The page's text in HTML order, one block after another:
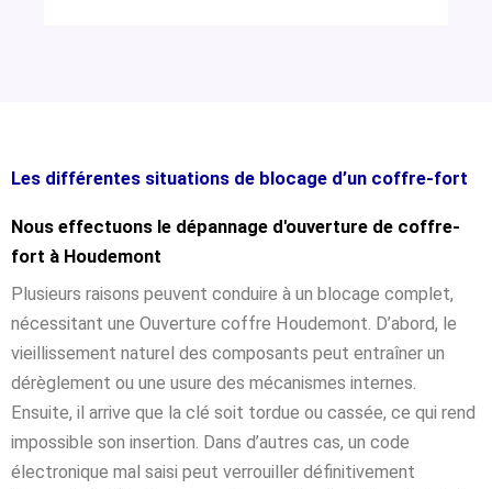
Les différentes situations de blocage d’un coffre-fort
Nous effectuons le dépannage d'ouverture de coffre-
fort à Houdemont
Plusieurs raisons peuvent conduire à un blocage complet,
nécessitant une Ouverture coffre Houdemont. D’abord, le
vieillissement naturel des composants peut entraîner un
dérèglement ou une usure des mécanismes internes.
Ensuite, il arrive que la clé soit tordue ou cassée, ce qui rend
impossible son insertion. Dans d’autres cas, un code
électronique mal saisi peut verrouiller définitivement